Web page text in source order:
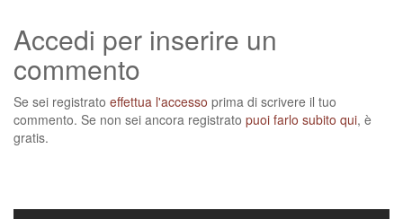
Accedi per inserire un
commento
Se sei registrato effettua l'accesso prima di scrivere il tuo
commento. Se non sei ancora registrato puoi farlo subito qui, è
gratis.